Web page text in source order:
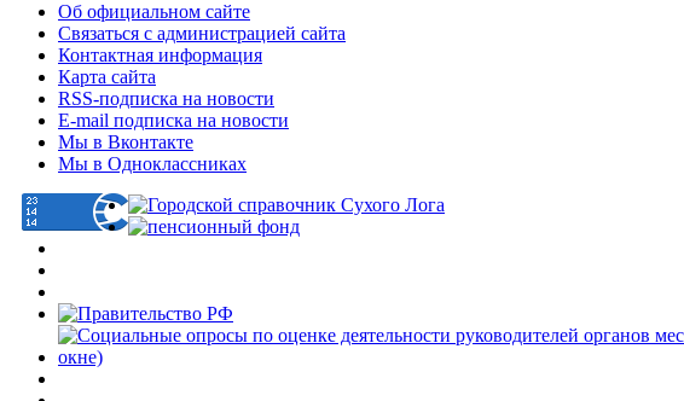
Об официальном сайте
Связаться с администрацией сайта
Контактная информация
Карта сайта
RSS-подписка на новости
E-mail подписка на новости
Мы в Вконтакте
Мы в Одноклассниках